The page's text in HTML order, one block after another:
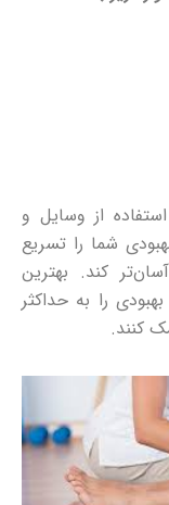
از وسایل و
شما را تسریع
کند. بهترین
را به حداکثر
کنند.